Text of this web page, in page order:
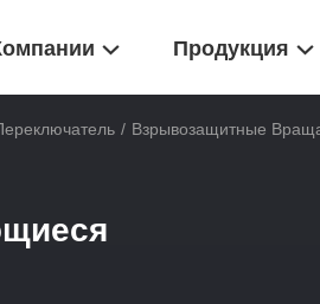
Продукция
/ Взрывозащитные